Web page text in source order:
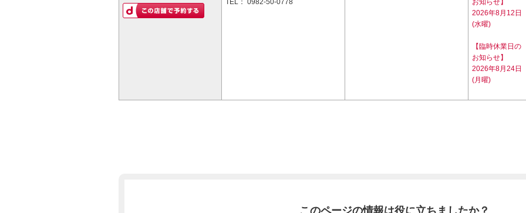
TEL： 0982-50-0778
お知らせ】
2026年8月12日
(水曜)
【臨時休業日の
お知らせ】
2026年8月24日
(月曜)
このページの情報は役に立ちましたか？